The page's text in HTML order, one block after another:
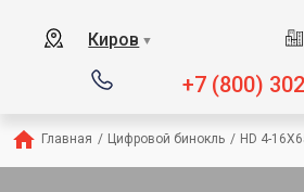
Киров ▼
+7 (800)
Главная / Цифровой бинокль / HD 4-